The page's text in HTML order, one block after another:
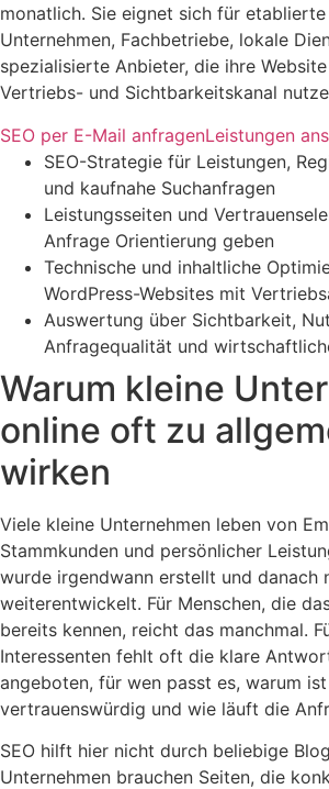
monatlich. Sie eignet sich für
Unternehmen, Fachbetriebe, lokale
spezialisierte Anbieter, die ihre
Vertriebs- und Sichtbarkeitskanal
SEO per E-Mail anfragenLeistungen
SEO-Strategie für Leistungen,
und kaufnahe Suchanfragen
Leistungsseiten und
Anfrage Orientierung geben
Technische und inhaltliche
WordPress-Websites mit
Auswertung über Sichtbarkeit,
Anfragequalität und
Warum kleine
online oft zu
wirken
Viele kleine Unternehmen leben von
Stammkunden und persönlicher
wurde irgendwann erstellt und danach
weiterentwickelt. Für Menschen, die
bereits kennen, reicht das manchmal.
Interessenten fehlt oft die klare
angeboten, für wen passt es, warum
vertrauenswürdig und wie läuft die
SEO hilft hier nicht durch beliebige
Unternehmen brauchen Seiten, die